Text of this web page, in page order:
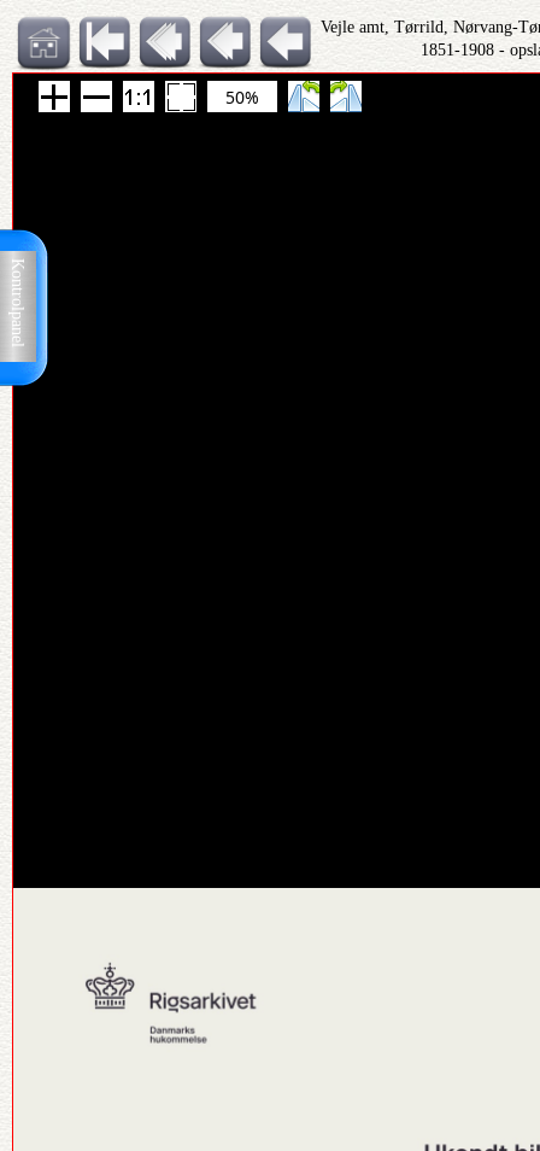
Kontrolpanel
Vejle amt, Tørrild, Nørvang-
1851-1908 -
50%